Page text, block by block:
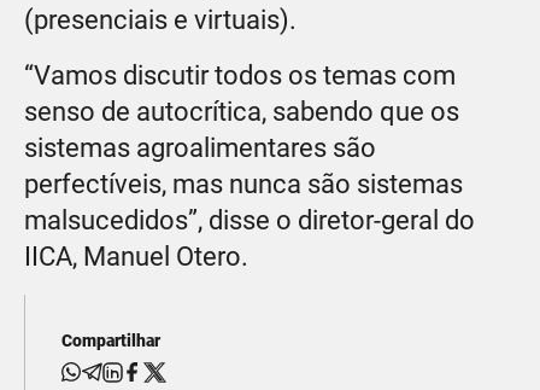
(presenciais e virtuais).
“Vamos discutir todos os temas com
senso de autocrítica, sabendo que os
sistemas agroalimentares são
perfectíveis, mas nunca são sistemas
malsucedidos”, disse o diretor-geral do
IICA, Manuel Otero.
Compartilhar